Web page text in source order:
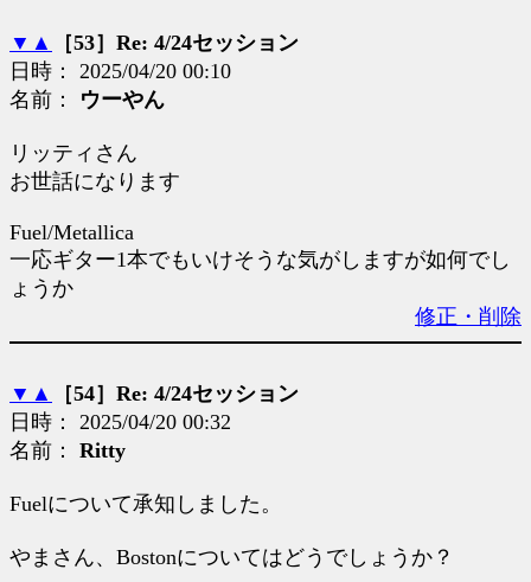
▼ ▲
［53］Re: 4/24セッション
日時： 2025/04/20 00:10
名前： ウーやん
リッティさん
お世話になります
Fuel/Metallica
一応ギター1本でもいけそうな気がしますが如何でし
ょうか
修正・削除
▼ ▲
［54］Re: 4/24セッション
日時： 2025/04/20 00:32
名前： Ritty
Fuelについて承知しました。
やまさん、Bostonについてはどうでしょうか？